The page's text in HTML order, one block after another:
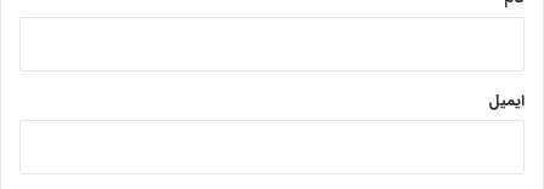
ایمیل